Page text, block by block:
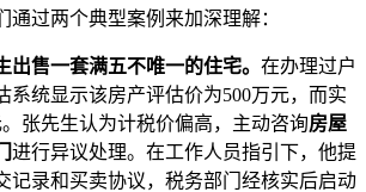
通过两个典型案例来加深理解：
出售一套满五不唯一的住宅。 在办理过户
系统显示该房产评估价为500万元，而实
张先生认为计税价偏高，主动咨询房屋
进行异议处理。在工作人员指引下，他提
记录和买卖协议，税务部门经核实后启动